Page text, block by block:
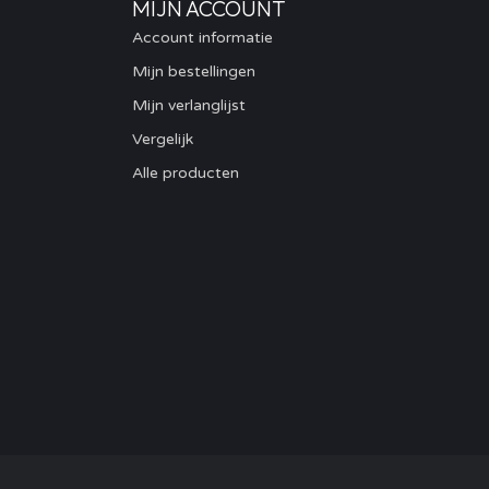
MIJN ACCOUNT
Account informatie
Mijn bestellingen
Mijn verlanglijst
Vergelijk
Alle producten